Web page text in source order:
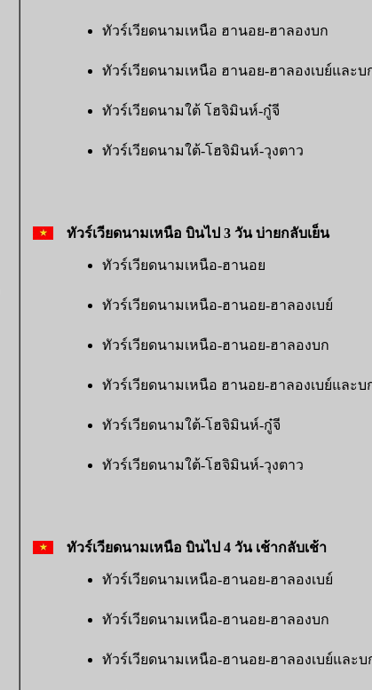
ทัวร์เวียดนามเหนือ ฮานอย-ฮาลองบก
ทัวร์เวียดนามเหนือ ฮานอย-ฮาลองเบย์และบ
ทัวร์เวียดนามใต้ โฮจิมินห์-กู๋จี
ทัวร์เวียดนามใต้-โฮจิมินห์-วุงตาว
ทัวร์เวียดนามเหนือ บินไป 3 วัน บ่ายกลับเย็น
ทัวร์เวียดนามเหนือ-ฮานอย
ทัวร์เวียดนามเหนือ-ฮานอย-ฮาลองเบย์
ทัวร์เวียดนามเหนือ-ฮานอย-ฮาลองบก
ทัวร์เวียดนามเหนือ ฮานอย-ฮาลองเบย์และบ
ทัวร์เวียดนามใต้-โฮจิมินห์-กู๋จี
ทัวร์เวียดนามใต้-โฮจิมินห์-วุงตาว
ทัวร์เวียดนามเหนือ บินไป 4 วัน เช้ากลับเช้า
ทัวร์เวียดนามเหนือ-ฮานอย-ฮาลองเบย์
ทัวร์เวียดนามเหนือ-ฮานอย-ฮาลองบก
ทัวร์เวียดนามเหนือ-ฮานอย-ฮาลองเบย์และบ